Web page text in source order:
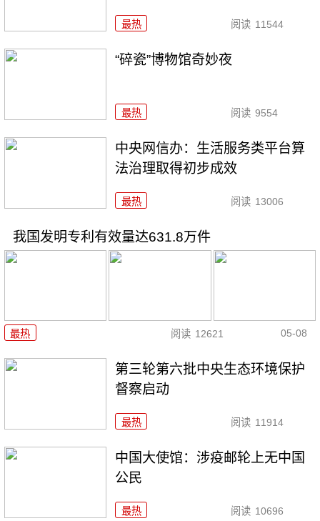
最热 阅读 11544
“碎瓷”博物馆奇妙夜
最热 阅读 9554
中央网信办：生活服务类平台算
法治理取得初步成效
最热 阅读 13006
我国发明专利有效量达631.8万件
最热 阅读 12621 05-08
第三轮第六批中央生态环境保护
督察启动
最热 阅读 11914
中国大使馆：涉疫邮轮上无中国
公民
最热 阅读 10696